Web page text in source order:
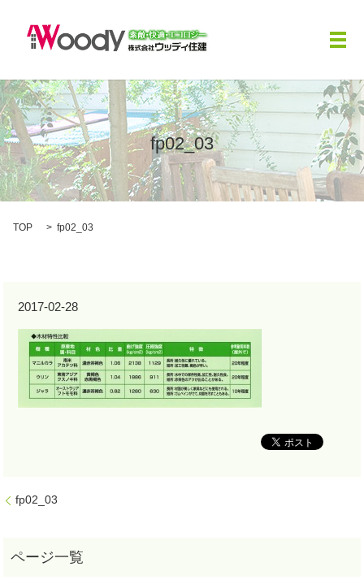
メ
fp02_03
TOP fp02_03
2017-02-28
fp02_03